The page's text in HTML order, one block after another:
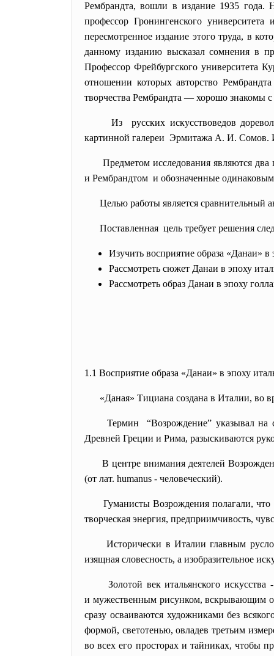
Рембрандта, вошли в издание 1935 года.
профессор Гронингенского
пересмотренное издание этого труда, в
данному изданию выcказал сомнения в
Профессор Фрейбургского университета
отношении которых авторство
творчества Рембрандта — хорошо знакомы
Из русских искусствоведов
картинной галереи Эрмитажа A. И. Сомов.
Предметом исследования являются
и Рембрандтом и обозначенные
Целью работы является сравнительный
Поставленная цель требует решения
Изучить восприятие образа «Данаи»
Рассмотреть сюжет Данаи в эпоху
Рассмотреть образ Данаи в эпоху
1.1 Восприятие образа «Данаи» в эпоху
«Даная» Тициана создана в Италии, во
Термин “Возрождение” указывал на
Древней Греции и Рима, разыскиваются
В центре внимания деятелей
(от лат. humanus - человеческий).
Гуманисты Возрождения полагали,
творческая энергия, предприимчивость,
Исторически в Италии главным
изящная словесность, а изобразительное
Золотой век итальянского
и мужественным рисунком, вскрывающим
сразу осваиваются художниками без
формой, светотенью, овладев третьим
во всех его просторах и тайниках, чтобы